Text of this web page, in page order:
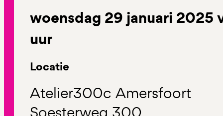
woensdag 29 januari 2025
uur
Locatie
Atelier300c Amersfoort